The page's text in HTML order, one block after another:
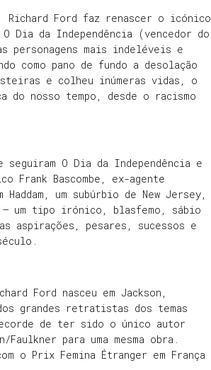
Richard Ford faz renascer o icónico
Dia da Independência (vencedor do
personagens mais indeléveis e
como pano de fundo a desolação
e colheu inúmeras vidas, o
do nosso tempo, desde o racismo
O Dia da Independência e
Bascombe, ex-agente
um subúrbio de New Jersey,
– um tipo irónico, blasfemo, sábio
aspirações, pesares, sucessos e
Ford nasceu em Jackson,
grandes retratistas dos temas
de ter sido o único autor
para uma mesma obra.
o Prix Femina Étranger em França